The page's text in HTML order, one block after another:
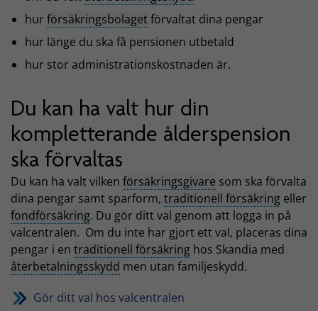
hur försäkringsbolagetförvaltat dina pengar
hur länge du ska få pensionen utbetald
hur stor administrationskostnaden är.
Du kan ha valt hur din
kompletterande ålderspension
ska förvaltas
Du kan ha valt vilken försäkringsgivare som ska förvalta
dina pengar samt sparform, traditionell försäkring eller
fondförsäkring. Du gör ditt val genom att logga in på
valcentralen. Om du inte har gjort ett val, placeras dina
pengar i en traditionell försäkring hos Skandia med
återbetalningsskydd men utan familjeskydd.
Gör ditt val hos valcentralen